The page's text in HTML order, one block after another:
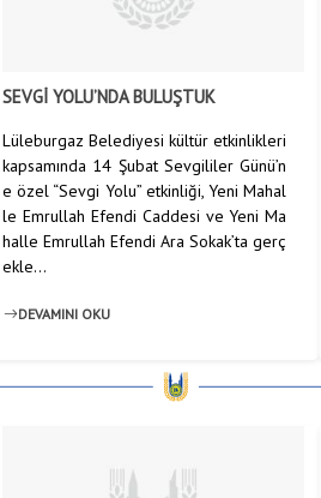
SEVGİ YOLU’NDA BULUŞTUK
Lüleburgaz Belediyesi kültür etkinlikleri
kapsamında 14 Şubat Sevgililer Günü’n
e özel “Sevgi Yolu” etkinliği, Yeni Mahal
le Emrullah Efendi Caddesi ve Yeni Ma
halle Emrullah Efendi Ara Sokak’ta gerç
ekle...
DEVAMINI OKU